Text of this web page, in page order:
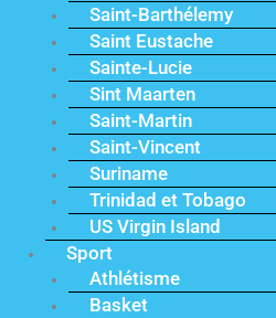
Saint-Barthélemy
Saint Eustache
Sainte-Lucie
Sint Maarten
Saint-Martin
Saint-Vincent
Suriname
Trinidad et Tobago
US Virgin Island
Sport
Athlétisme
Basket